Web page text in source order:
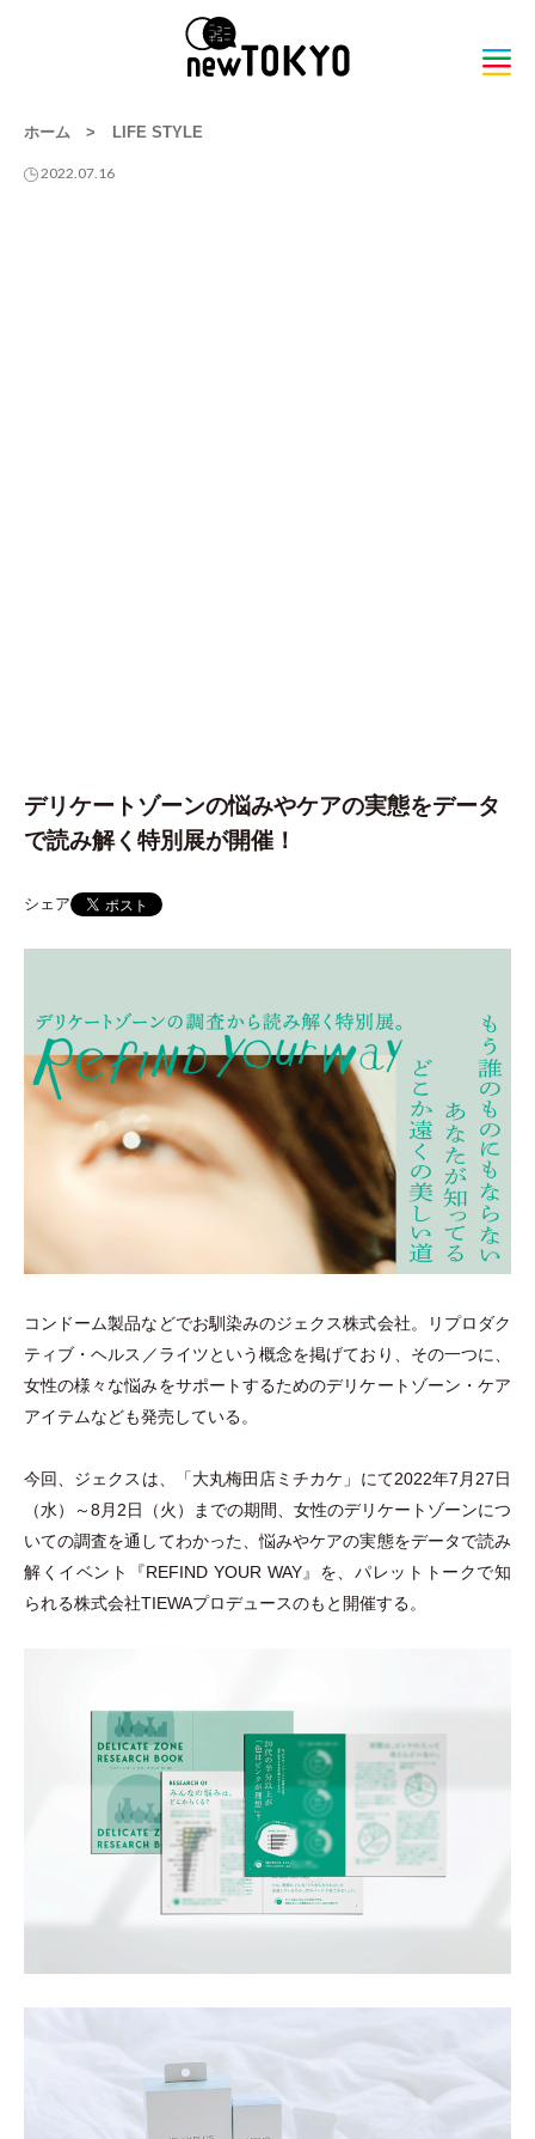
ホーム > LIFE STYLE
2022.07.16
デリケートゾーンの悩みやケアの実態をデータ
で読み解く特別展が開催！
シェア
コンドーム製品などでお馴染みのジェクス株式会社。リプロダク
ティブ ・ヘルス／ライツという概念を掲げており、その一つに、
女性の様々な悩みをサポートするためのデリケートゾーン ・ ケア
アイテムなども発売している。
今回、ジェクスは、 「大丸梅田店ミチカケ 」 にて2022年7月27日
（水） ～8月2日 （火 ）
までの期間、女性のデリケートゾーンにつ
いての調査を通してわかった、悩みやケアの実態をデータで読み
解くイベント『REFIND YOUR WAY』を、パレットトークで知
られる株式会社TIEWAプロデュースのもと開催する。